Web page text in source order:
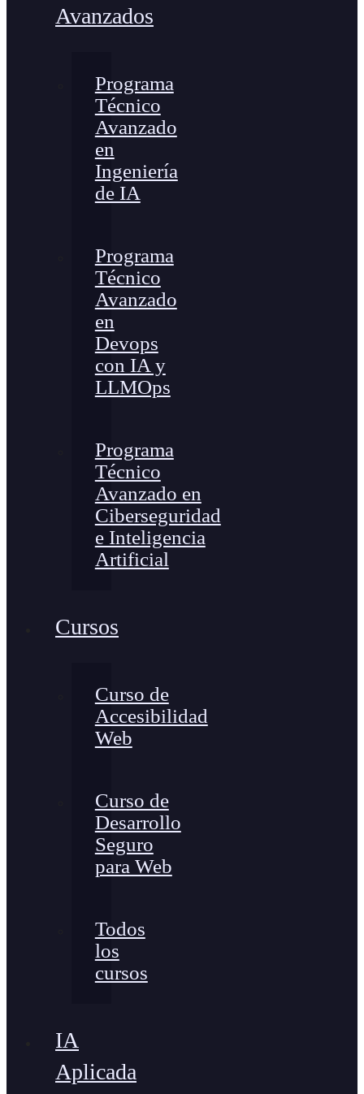
Avanzados
Programa
Técnico
Avanzado
en
Ingeniería
de IA
Programa
Técnico
Avanzado
en
Devops
con IA y
LLMOps
Programa
Técnico
Avanzado en
Ciberseguridad
e Inteligencia
Artificial
Cursos
Curso de
Accesibilidad
Web
Curso de
Desarrollo
Seguro
para Web
Todos
los
cursos
IA
Aplicada